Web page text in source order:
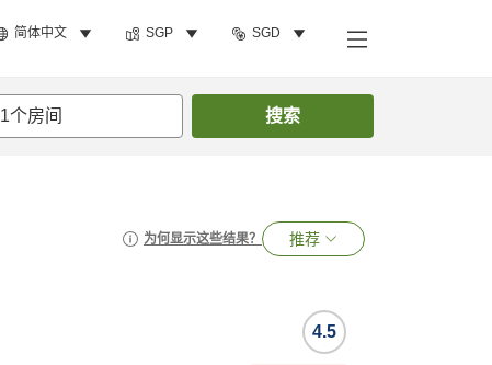
简体中文 SGP SGD
1个房间 搜索
为何显示这些结果？ 推荐
4.5